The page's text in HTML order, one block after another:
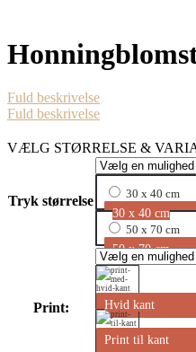
Fuld beskrivelse
Fuld beskrivelse
VÆLG STØRRELSE &
Tryk størrelse
30 x 40 cm
30 x 40 cm
50 x 70 cm
50 x 70 cm
Print: Hvid kant
Print til kant